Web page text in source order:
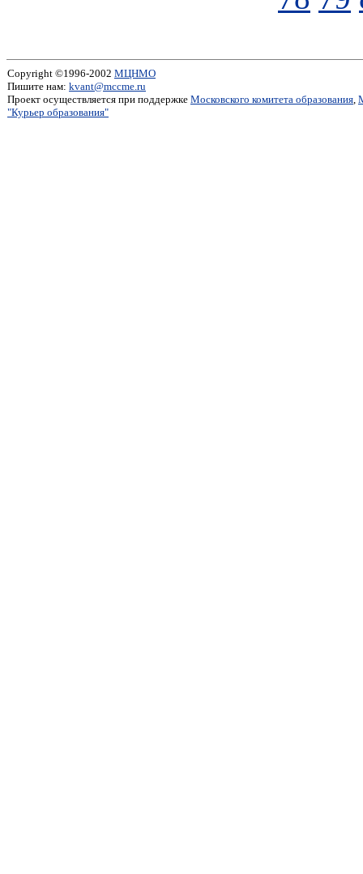
Copyright ©1996-2002 МЦНМО
Пишите нам: kvant@mccme.ru
Проект осуществляется при поддержке Московского комитета образования,
"Курьер образования"